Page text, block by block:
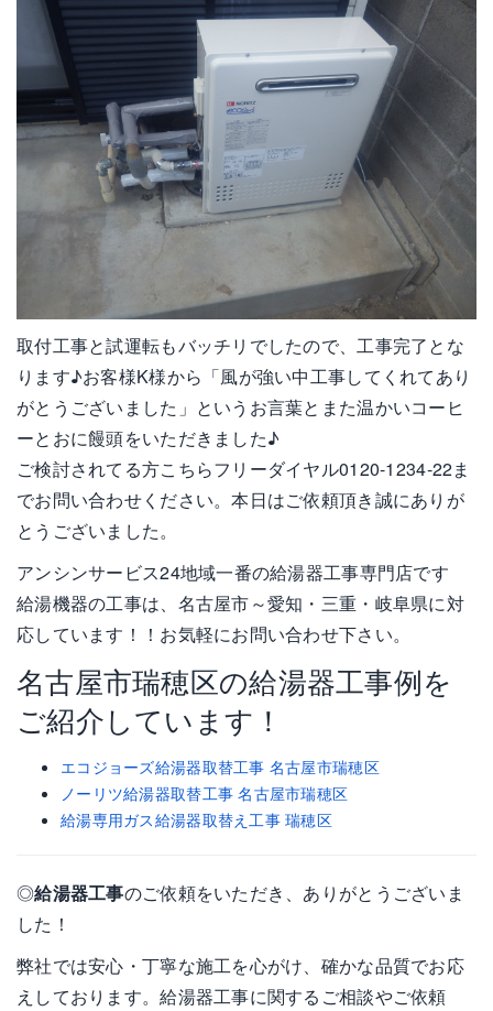
取付工事と試運転もバッチリでしたので、工事完了とな
ります♪お客様K様から「風が強い中工事してくれてあり
がとうございました」というお言葉とまた温かいコーヒ
ーとおに饅頭をいただきました♪
ご検討されてる方こちらフリーダイヤル0120-1234-22ま
でお問い合わせください。本日はご依頼頂き誠にありが
とうございました。
アンシンサービス24地域一番の給湯器工事専門店です
給湯機器の工事は、名古屋市～愛知・三重・岐阜県に対
応しています！！お気軽にお問い合わせ下さい。
名古屋市瑞穂区の給湯器工事例を
ご紹介しています！
エコジョーズ給湯器取替工事 名古屋市瑞穂区
ノーリツ給湯器取替工事 名古屋市瑞穂区
給湯専用ガス給湯器取替え工事 瑞穂区
◎給湯器工事のご依頼をいただき、ありがとうございま
した！
弊社では安心・丁寧な施工を心がけ、確かな品質でお応
えしております。給湯器工事に関するご相談やご依頼